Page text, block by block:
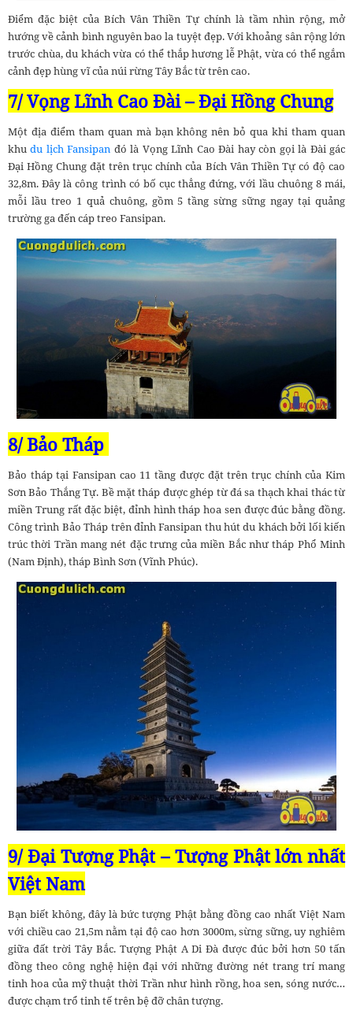
Điểm đặc biệt của Bích Vân Thiền Tự chính là tầm nhìn rộng, mở
hướng về cảnh bình nguyên bao la tuyệt đẹp. Với khoảng sân rộng lớn
trước chùa, du khách vừa có thể thắp hương lễ Phật, vừa có thể ngắm
cảnh đẹp hùng vĩ của núi rừng Tây Bắc từ trên cao.
7/ Vọng Lĩnh Cao Đài – Đại Hồng Chung
Một địa điểm tham quan mà bạn không nên bỏ qua khi tham quan
khudu lịch Fansipan đó là Vọng Lĩnh Cao Đài hay còn gọi là Đài gác
Đại Hồng Chung đặt trên trục chính của Bích Vân Thiền Tự có độ cao
32,8m. Đây là công trình có bố cục thẳng đứng, với lầu chuông 8 mái,
mỗi lầu treo 1 quả chuông, gồm 5 tầng sừng sững ngay tại quảng
trường ga đến cáp treo Fansipan.
8/ Bảo Tháp
Bảo tháp tại Fansipan cao 11 tầng được đặt trên trục chính của Kim
Sơn Bảo Thắng Tự. Bề mặt tháp được ghép từ đá sa thạch khai thác từ
miền Trung rất đặc biệt, đỉnh hình tháp hoa sen được đúc bằng đồng.
Công trình Bảo Tháp trên đỉnh Fansipan thu hút du khách bởi lối kiến
trúc thời Trần mang nét đặc trưng của miền Bắc như tháp Phổ Minh
(Nam Định), tháp Bình Sơn (Vĩnh Phúc).
9/ Đại Tượng Phật – Tượng Phật lớn nhất
Việt Nam
Bạn biết không, đây là bức tượng Phật bằng đồng cao nhất Việt Nam
với chiều cao 21,5m nằm tại độ cao hơn 3000m, sừng sững, uy nghiêm
giữa đất trời Tây Bắc. Tượng Phật A Di Đà được đúc bởi hơn 50 tấn
đồng theo công nghệ hiện đại với những đường nét trang trí mang
tinh hoa của mỹ thuật thời Trần như hình rồng, hoa sen, sóng nước…
được chạm trổ tinh tế trên bệ đỡ chân tượng.